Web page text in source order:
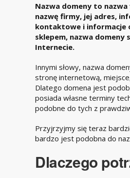
Nazwa domeny to
nazwę firmy, jej adres,
kontaktowe i informacje
sklepem, nazwa domeny
Internecie.
Innymi słowy, nazwa
stronę internetową,
Dlatego domena jest
posiada własne terminy
podobne do tych z
Przyjrzyjmy się teraz
bardzo jest podobna do
Dlaczego